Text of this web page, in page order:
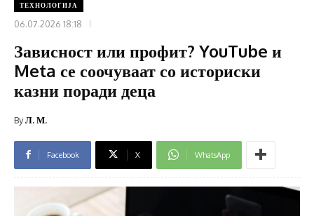
ТЕХНОЛОГИЈА
06.07.2026 18:18
Зависност или профит? YouTube и
Meta се соочуваат со историски
казни поради деца
ByЛ. М.
Facebook X WhatsApp